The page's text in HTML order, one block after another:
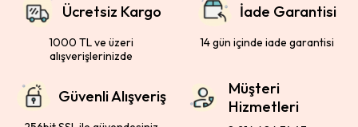
Ücretsiz Kargo
1000 TL ve üzeri
alışverişlerinizde
İade Garantisi
14 gün içinde iade garantisi
Güvenli Alışveriş
Müşteri
Hizmetleri